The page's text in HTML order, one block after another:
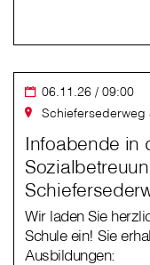
06.11.26 / 09:00
Schiefersederweg
Infoabende in
Wir laden Sie
Schule ein! Sie
Ausbildungen: